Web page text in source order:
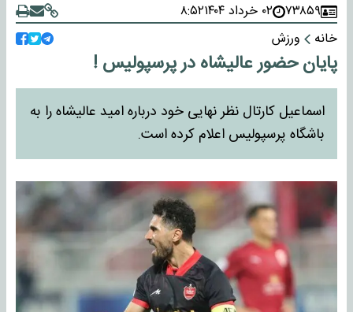
خورد ۷۳۸۵۹ ۰۲ خرداد ۱۴۰۴
۸:۵۲
خانه
ورزش
پایان حضور عالیشاه در پرسپولیس !
اسماعیل کارتال نظر نهایی خود درباره امید عالیشاه را به
باشگاه پرسپولیس اعلام کرده است.